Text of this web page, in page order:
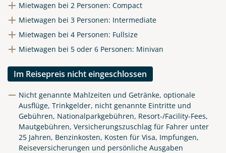
Mietwagen bei 2 Personen: Compact
Mietwagen bei 3 Personen: Intermediate
Mietwagen bei 4 Personen: Fullsize
Mietwagen bei 5 oder 6 Personen: Minivan
Im Reisepreis nicht eingeschlossen
Nicht genannte Mahlzeiten und Getränke, optionale
Ausflüge, Trinkgelder, nicht genannte Eintritte und
Gebühren, Nationalparkgebühren, Resort-/Facility-Fees,
Mautgebühren, Versicherungszuschlag für Fahrer unter
25 Jahren, Benzinkosten, Kosten für Visa, Impfungen,
Reiseversicherungen und persönliche Ausgaben